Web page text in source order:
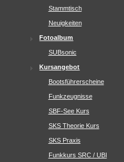
Stammtisch
Neuigkeiten
Fotoalbum
SUBsonic
Kursangebot
Bootsführerscheine
Funkzeugnisse
SBF-See Kurs
SKS Theorie Kurs
SKS Praxis
Funkkurs SRC / UBI